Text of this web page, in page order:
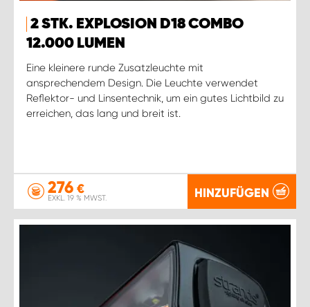
2 STK. EXPLOSION D18 COMBO
12.000 LUMEN
Eine kleinere runde Zusatzleuchte mit
ansprechendem Design. Die Leuchte verwendet
Reflektor- und Linsentechnik, um ein gutes Lichtbild zu
erreichen, das lang und breit ist.
276 €
EXKL. 19 % MWST. HINZUFÜGEN